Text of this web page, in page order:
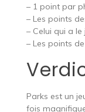
– 1 point par
– Les points
– Celui qui a
– Les points
Parks est un
fois